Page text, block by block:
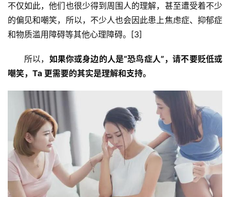
不仅如此，他们也很少得到周围人的理解，甚至遭受着不少
的偏见和嘲笑，所以，不少人也会因此患上焦虑症、抑郁症
和物质滥用障碍等其他心理障碍。[3]
所以， 如果你或身边的人是“恐鸟症人”，请不要贬低或
嘲笑，Ta 更需要的其实是理解和支持。